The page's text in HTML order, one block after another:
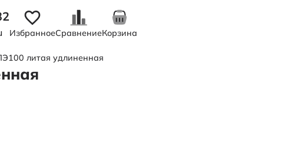
ИзбранноеСравнениеКорзина
литая удлиненная